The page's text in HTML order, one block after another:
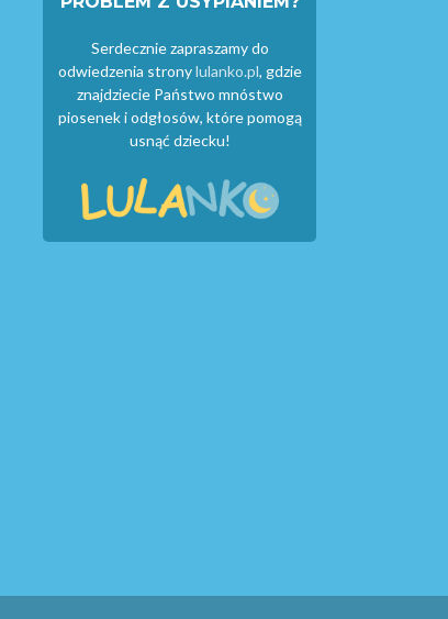
Serdecznie zapraszamy do
odwiedzenia stronylulanko.pl, gdzie
znajdziecie Państwo mnóstwo
piosenek i odgłosów, które pomogą
usnąć dziecku!